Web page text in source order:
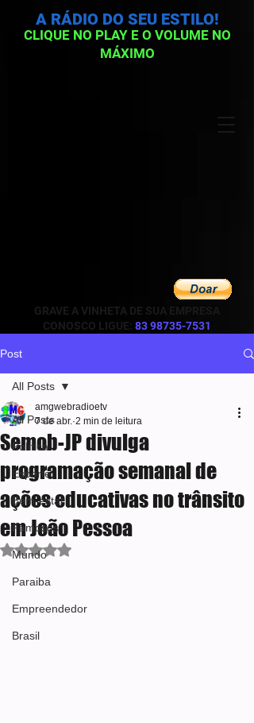
GRAVE A VINHETA DE SUA EMPRESA
CONOSCO LIGUE: 83 98735-7531
CLIQUE NO PLAY E O VOLUME NO
MÁXIMO
A RÁDIO DO SEU ESTILO!
Post
All Posts
Política
Esporte
Bem-estar
Famosos
Mundo
Paraiba
Empreendedor
Brasil
All Posts
Semob-JP divulga
programação semanal de
ações educativas no trânsito
em João Pessoa
amgwebradioetv
7 de abr. 2 min de leitura
Avaliado com NaN de 5 estrelas.